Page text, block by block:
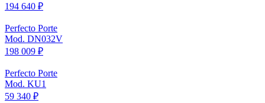
194 640 ₽
Perfecto Porte
Mod. DN032V
198 009 ₽
Perfecto Porte
Mod. KU1
59 340 ₽